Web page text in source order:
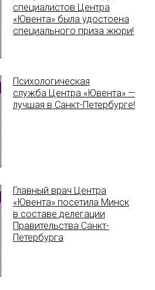
специалистов Центра
«Ювента» была удостоена
специального приза жюри!
Психологическая
служба Центра «Ювента» —
лучшая в Санкт-Петербурге!
Главный врач Центра
«Ювента» посетила Минск
в составе делегации
Правительства Санкт-
Петербурга